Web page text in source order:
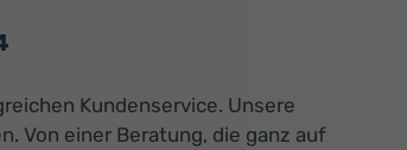
Kundenservice. Unsere
Von einer Beratung, die ganz auf